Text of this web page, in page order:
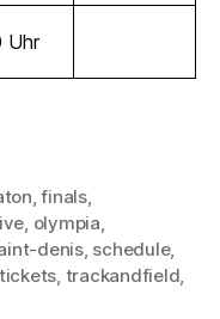
Uhr
,finals,
, olympia,
denis, schedule,
tickets, trackandfield,